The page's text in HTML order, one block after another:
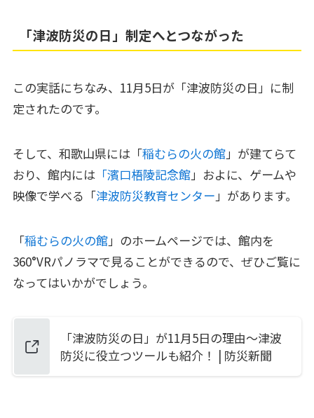
「津波防災の日」制定へとつながった
この実話にちなみ、11月5日が「津波防災の日」に制
定されたのです。
そして、和歌山県には「稲むらの火の館」が建てらて
おり、館内には「濱口梧陵記念館」およに、ゲームや
映像で学べる「津波防災教育センター」があります。
「稲むらの火の館」のホームページでは、館内を
360°VRパノラマで見ることができるので、ぜひご覧に
なってはいかがでしょう。
「津波防災の日」が11月5日の理由～津波
防災に役立つツールも紹介！ | 防災新聞